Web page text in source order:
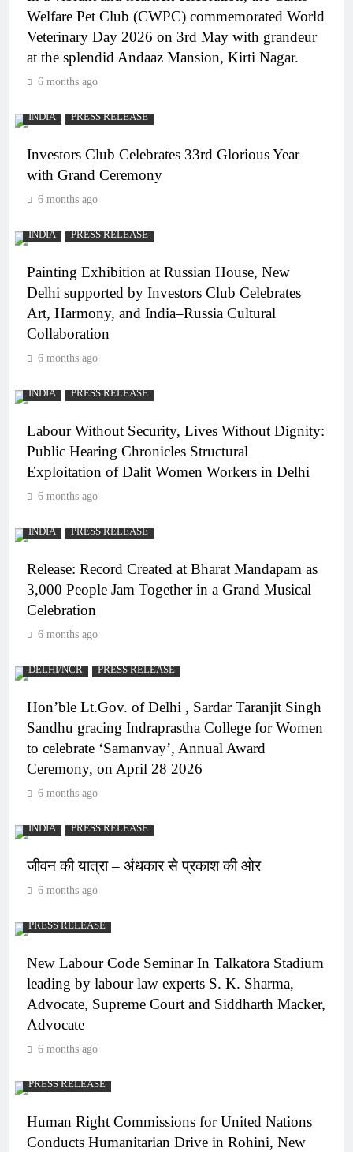
Welfare Pet Club (CWPC) commemorated World
Veterinary Day 2026 on 3rd May with grandeur
at the splendid Andaaz Mansion, Kirti Nagar.
6 months ago
INDIA PRESS RELEASE
Investors Club Celebrates 33rd Glorious Year
with Grand Ceremony
6 months ago
INDIA PRESS RELEASE
Painting Exhibition at Russian House, New
Delhi supported by Investors Club Celebrates
Art, Harmony, and India–Russia Cultural
Collaboration
6 months ago
INDIA PRESS RELEASE
Labour Without Security, Lives Without Dignity:
Public Hearing Chronicles Structural
Exploitation of Dalit Women Workers in Delhi
6 months ago
INDIA PRESS RELEASE
Release: Record Created at Bharat Mandapam as
3,000 People Jam Together in a Grand Musical
Celebration
6 months ago
DELHI/NCR PRESS RELEASE
Hon’ble Lt.Gov. of Delhi , Sardar Taranjit Singh
Sandhu gracing Indraprastha College for Women
to celebrate ‘Samanvay’, Annual Award
Ceremony, on April 28 2026
6 months ago
INDIA PRESS RELEASE
जीवन की यात्रा – अंधकार से प्रकाश की ओर
6 months ago
PRESS RELEASE
New Labour Code Seminar In Talkatora Stadium
leading by labour law experts S. K. Sharma,
Advocate, Supreme Court and Siddharth Macker,
Advocate
6 months ago
PRESS RELEASE
Human Right Commissions for United Nations
Conducts Humanitarian Drive in Rohini, New